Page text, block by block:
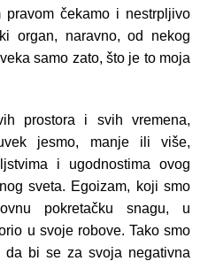
čekamo i nestrpljivo
organ, naravno, od nekog
samo zato, što je to moja
prostora i svih vremena,
jesmo, manje ili više,
i ugodnostima ovog
sveta. Egoizam, koji smo
pokretačku snagu, u
u svoje robove. Tako smo
bi se za svoja negativna